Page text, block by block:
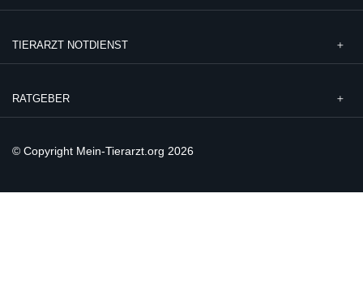
TIERARZT NOTDIENST
RATGEBER
© Copyright Mein-Tierarzt.org 2026